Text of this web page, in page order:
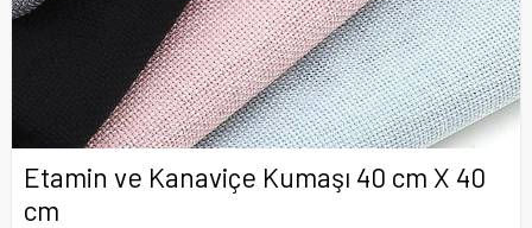
Etamin ve Kanaviçe Kumaşı 40 cm X 40
cm